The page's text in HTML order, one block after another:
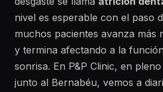
nivel es esperable con el paso
muchos pacientes avanza más
y termina afectando a la
sonrisa. En P&P Clinic, en
junto al Bernabéu, vemos a